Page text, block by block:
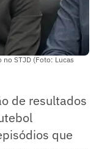
STJD (Foto: Lucas
de resultados
que